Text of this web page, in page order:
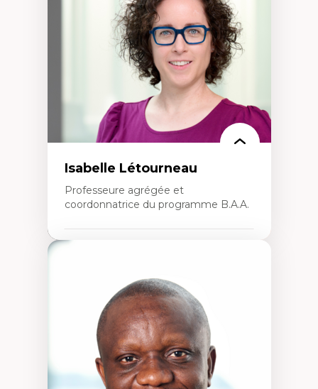
Théorie et pratiques en conservation de
l'environnement bâti
Conception de projet en milieu existant
Analyse critique en architecture et
enseignement du design architectural et
Isabelle Létourneau
Professeure agrégée et
coordonnatrice du programme B.A.A.
Gestion des ressources humaines
(attraction et fidélisation de la main-
d’œuvre)
Responsabilité sociale des organisations
Interventions organisationnelles
Comportement organisationnel
(mobilisation au travail)
Recherche qualitative
Éthique des affaires